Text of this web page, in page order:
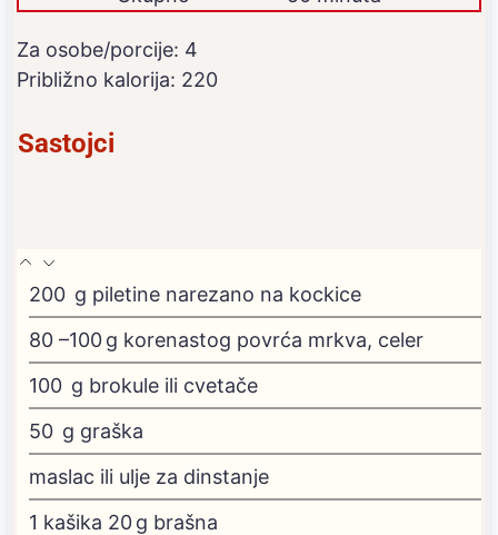
Za osobe/porcije: 4
Približno kalorija: 220
Sastojci
200 g piletine narezano na kockice
80 –100 g korenastog povrća mrkva, celer
100 g brokule ili cvetače
50 g graška
maslac ili ulje za dinstanje
1 kašika 20 g brašna